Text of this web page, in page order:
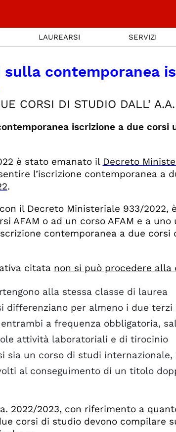
LAUREARSI SERVIZI
sulla contemporanea
CORSI DI STUDIO DALL’
iscrizione a due
è stato emanato il Decreto
l’iscrizione contemporanea a
.
il Decreto Ministeriale 933/2022,
AFAM o ad un corso AFAM e a
contemporanea a due
citata non si può procedere alla
alla stessa classe di laurea
differenziano per almeno i due
a frequenza obbligatoria,
attività laboratoriali e di tirocinio
sia un corso di studi
al conseguimento di un titolo
2022/2023, con riferimento a
corsi di studio devono compilare